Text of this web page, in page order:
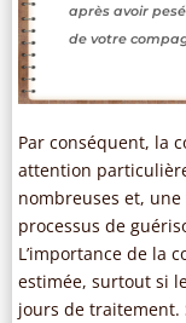
après avoir
de votre
Par conséquent, la
attention
nombreuses et,
processus de
L’importance de la
estimée, surtout si
jours de traitement.